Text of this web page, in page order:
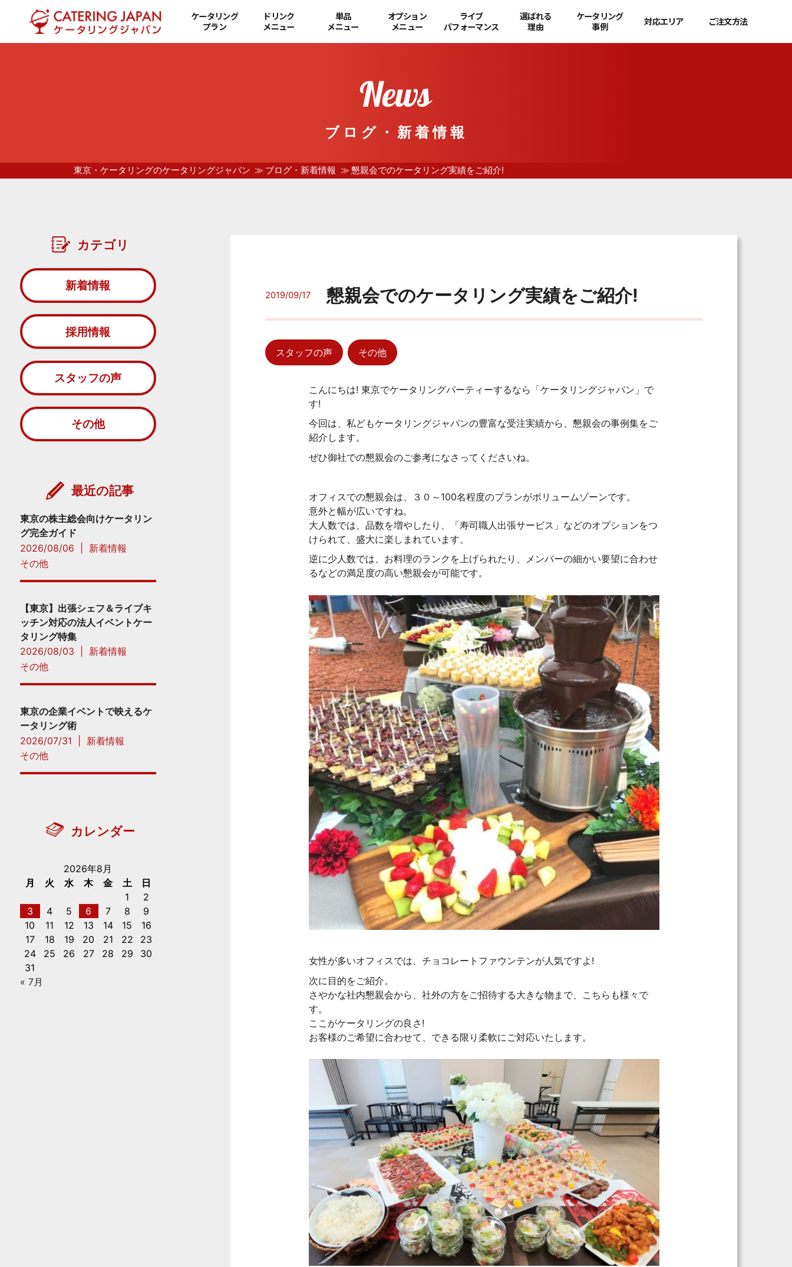
ケータリング
プラン
ドリンク
メニュー
単品
メニュー
オプション
メニュー
ライブ
パフォーマンス
選ばれる
理由
ケータリング
事例
対応エリア ご注文方法
ブログ・新着情報
東京・ケータリングのケータリングジャパン ブログ・新着情報 懇親会でのケータリング実績をご紹介!
2019/09/17 懇親会でのケータリング実績をご紹介!
スタッフの声 その他
こんにちは! 東京でケータリングパーティーするなら「ケータリングジャパン」で
す!
今回は、私どもケータリングジャパンの豊富な受注実績から、懇親会の事例集をご
紹介します。
ぜひ御社での懇親会のご参考になさってくださいね。
オフィスでの懇親会は、３０～100名程度のプランがボリュームゾーンです。
意外と幅が広いですね。
大人数では、品数を増やしたり、「寿司職人出張サービス」などのオプションをつ
けられて、盛大に楽しまれています。
逆に少人数では、お料理のランクを上げられたり、メンバーの細かい要望に合わせ
るなどの満足度の高い懇親会が可能です。
女性が多いオフィスでは、チョコレートファウンテンが人気ですよ!
次に目的をご紹介。
さやかな社内懇親会から、社外の方をご招待する大きな物まで、こちらも様々で
す。
ここがケータリングの良さ!
お客様のご希望に合わせて、できる限り柔軟にご対応いたします。
カテゴリ
新着情報
採用情報
スタッフの声
その他
最近の記事
東京の株主総会向けケータリン
グ完全ガイド
2026/08/06
新着情報
その他
【東京】出張シェフ＆ライブキ
ッチン対応の法人イベントケー
タリング特集
2026/08/03
新着情報
その他
東京の企業イベントで映えるケ
ータリング術
2026/07/31
新着情報
その他
カレンダー
2026年8月
月
火 水 木 金 土
日
1
2
3
4 5 6 7 8
9
10
11 12 13 14 15
16
17
18 19 20 21 22
23
24
25 26 27 28 29
30
31
« 7月